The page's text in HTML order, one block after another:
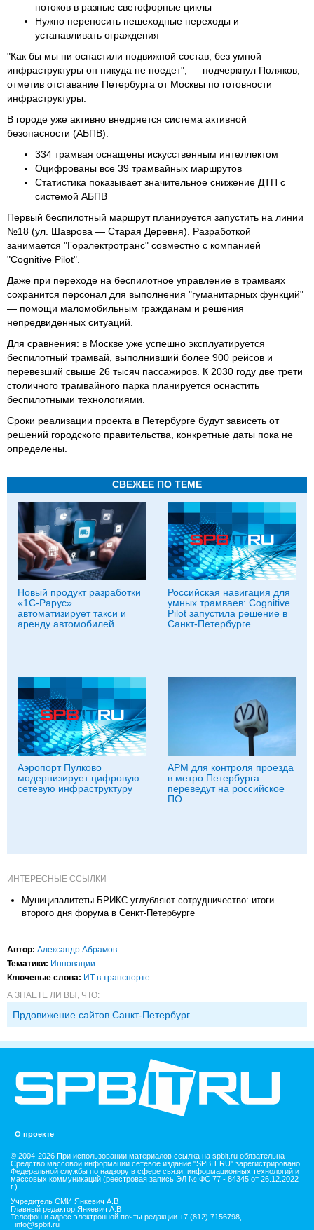
потоков в разные светофорные циклы
Нужно переносить пешеходные переходы и
устанавливать ограждения
"Как бы мы ни оснастили подвижной состав, без умной
инфраструктуры он никуда не поедет", — подчеркнул Поляков,
отметив отставание Петербурга от Москвы по готовности
инфраструктуры.
В городе уже активно внедряется система активной
безопасности (АБПВ):
334 трамвая оснащены искусственным интеллектом
Оцифрованы все 39 трамвайных маршрутов
Статистика показывает значительное снижение ДТП с
системой АБПВ
Первый беспилотный маршрут планируется запустить на линии
№18 (ул. Шаврова — Старая Деревня). Разработкой
занимается "Горэлектротранс" совместно с компанией
"Cognitive Pilot".
Даже при переходе на беспилотное управление в трамваях
сохранится персонал для выполнения "гуманитарных функций"
— помощи маломобильным гражданам и решения
непредвиденных ситуаций.
Для сравнения: в Москве уже успешно эксплуатируется
беспилотный трамвай, выполнивший более 900 рейсов и
перевезший свыше 26 тысяч пассажиров. К 2030 году две трети
столичного трамвайного парка планируется оснастить
беспилотными технологиями.
Сроки реализации проекта в Петербурге будут зависеть от
решений городского правительства, конкретные даты пока не
определены.
СВЕЖЕЕ ПО ТЕМЕ
Новый продукт разработки
«1С-Рарус»
автоматизирует такси и
аренду автомобилей
Российская навигация для
умных трамваев: Cognitive
Pilot запустила решение в
Санкт-Петербурге
Аэропорт Пулково
модернизирует цифровую
сетевую инфраструктуру
АРМ для контроля проезда
в метро Петербурга
переведут на российское
ПО
ИНТЕРЕСНЫЕ ССЫЛКИ
Муниципалитеты БРИКС углубляют сотрудничество: итоги
второго дня форума в Сенкт-Петербурге
Автор: Александр Абрамов.
Тематики: Инновации
Ключевые слова: ИТ в транспорте
А ЗНАЕТЕ ЛИ ВЫ, ЧТО:
Прдовижение сайтов Санкт-Петербург
О проекте
© 2004-2026 При использовании материалов ссылка на spbit.ru обязательна
Средство массовой информации сетевое издание "SPBIT.RU" зарегистрировано
Федеральной службы по надзору в сфере связи, информационных технологий и
массовых коммуникаций (реестровая запись ЭЛ № ФС 77 - 84345 от 26.12.2022
г.).
Учредитель СМИ Янкевич А.В
Главный редактор Янкевич А.В
Телефон и адрес электронной почты редакции +7 (812) 7156798,
info@spbit.ru